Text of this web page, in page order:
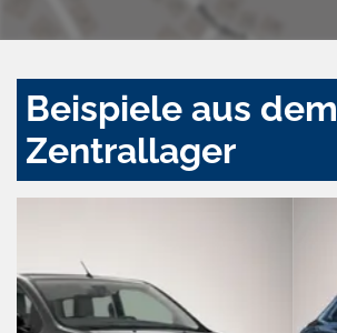
Beispiele aus dem
Zentrallager